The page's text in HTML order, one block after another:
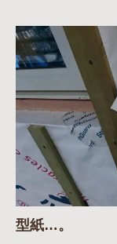
型紙…。